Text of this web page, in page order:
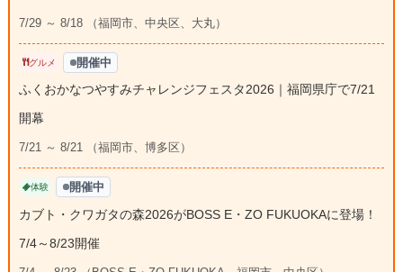
7/29 ～ 8/18 （福岡市、中央区、大丸）
グルメ 開催中
ふくおかなつやすみチャレンジフェスタ2026｜福岡県庁で7/21
開幕
7/21 ～ 8/21 （福岡市、博多区）
体験 開催中
カブト・クワガタの森2026がBOSS E・ZO FUKUOKAに登場！
7/4～8/23開催